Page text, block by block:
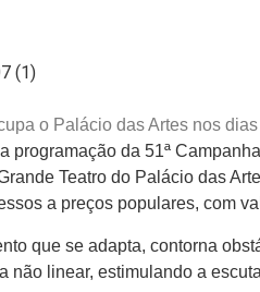
o Palácio das Artes nos
programação da 51ª
Teatro do Palácio das
a preços populares, com
que se adapta, contorna
não linear, estimulando a